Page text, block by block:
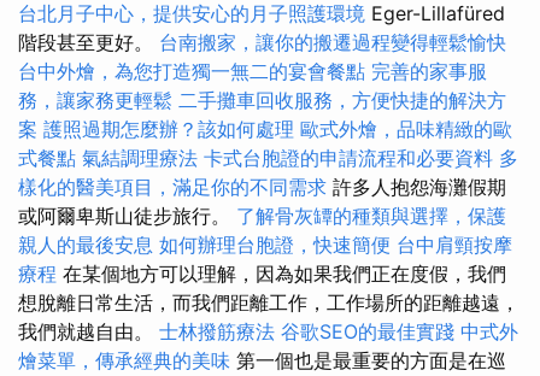
台北月子中心，提供安心的月子照護環境 Eger-Lillafüred
階段甚至更好。 台南搬家，讓你的搬遷過程變得輕鬆愉快
台中外燴，為您打造獨一無二的宴會餐點 完善的家事服
務，讓家務更輕鬆 二手攤車回收服務，方便快捷的解決方
案 護照過期怎麼辦？該如何處理 歐式外燴，品味精緻的歐
式餐點 氣結調理療法 卡式台胞證的申請流程和必要資料 多
樣化的醫美項目，滿足你的不同需求 許多人抱怨海灘假期
或阿爾卑斯山徒步旅行。 了解骨灰罈的種類與選擇，保護
親人的最後安息 如何辦理台胞證，快速簡便 台中肩頸按摩
療程 在某個地方可以理解，因為如果我們正在度假，我們
想脫離日常生活，而我們距離工作，工作場所的距離越遠，
我們就越自由。 士林撥筋療法 谷歌SEO的最佳實踐 中式外
燴菜單，傳承經典的美味 第一個也是最重要的方面是在巡